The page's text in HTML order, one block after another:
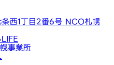
条西1丁目2番6号 NCO札幌
LIFE
事業所